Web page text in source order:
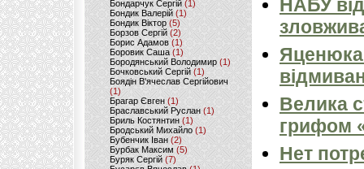
Бондарчук Сергій(1)
Бондик Валерій (1)
Бондик Віктор(5)
Борзов Сергiй (2)
Борис Адамов(1)
Боровик Саша (1)
Бородянський Володимир (1)
Бочковський Сергій (1)
Боядін В'ячеслав Сергійович
(1)
Брагар Євген (1)
Браславський Руслан (1)
Бриль Костянтин (1)
Бродський Михайло (1)
Бубенчик Іван(2)
Бурбак Максим (5)
Буряк Сергій (7)
НАБУ
Яценюка
Велика
грифом
Нет